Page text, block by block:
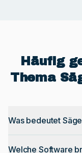
Häufig
Thema
Was bedeutet
Welche Software